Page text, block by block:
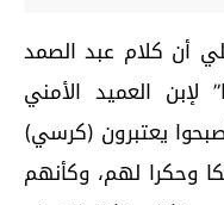
أن كلام عبد الصمد
لإبن العميد الأمني
يعتبرون (كرسي)
وحكرا لهم، وكأنهم